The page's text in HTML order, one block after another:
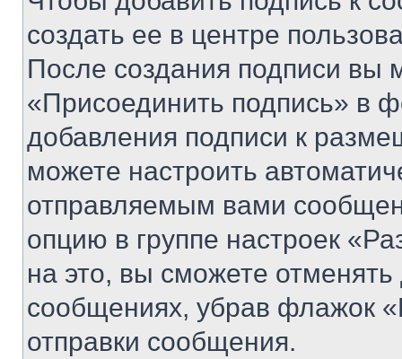
создать ее в центре
После создания подписи вы
«Присоединить подпись» в
добавления подписи к
можете настроить
отправляемым вами
опцию в группе настроек
на это, вы сможете
сообщениях, убрав флажок
отправки сообщения.